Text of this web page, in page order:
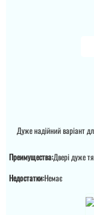
Дуже надійний варіант
Преимущества:Двері дуже
Недостатки:Немає